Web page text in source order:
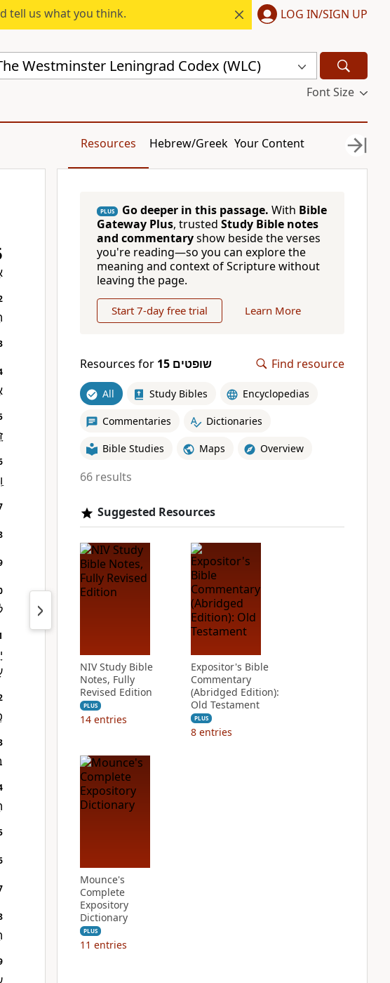
tell us what you think. LOG IN/SIGN UP
Westminster Leningrad Codex (WLC)
Font Size
Resources Hebrew/Greek Your Content
PLUS Go deeper in this passage. With Bible
Gateway Plus, trusted Study Bible notes
and commentaryshow beside the verses
you're reading—so you can explore the
meaning and context of Scripture without
leaving the page.
Start 7-day free trial Learn More
Resources for שופטים 15 Find resource
All Study Bibles Encyclopedias
Commentaries Dictionaries
Bible Studies Maps Overview
66 results
Suggested Resources
NIV Study Bible
Notes, Fully
Revised Edition
PLUS
14 entries
Expositor's Bible
Commentary
(Abridged Edition):
Old Testament
PLUS
8 entries
Mounce's
Complete
Expository
Dictionary
PLUS
11 entries